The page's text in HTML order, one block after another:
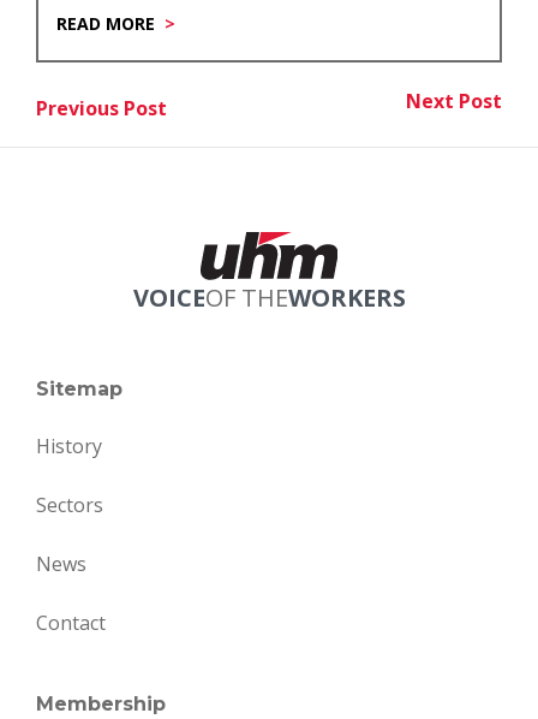
READ MORE
Post
navigation
Previous Post
Previous Post Next Post
VOICEOF THEWORKERS
Sitemap
History
Sectors
News
Contact
Membership